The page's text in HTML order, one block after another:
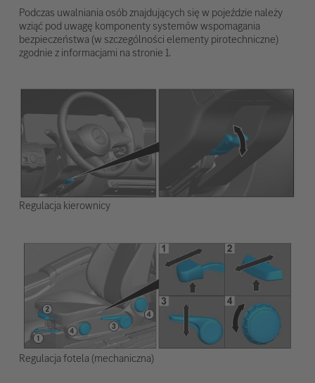
Podczas uwalniania osób znajdujących się w pojeździe należy
wziąć pod uwagę komponenty systemów wspomagania
bezpieczeństwa (w szczególności elementy pirotechniczne)
zgodnie z informacjami na stronie 1.
Regulacja kierownicy
Regulacja fotela (mechaniczna)